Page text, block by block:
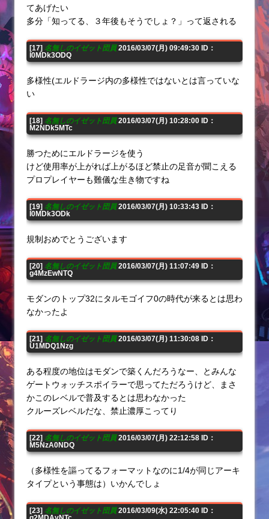
てあげたい
多分「知ってる、３年後もそうでしょ？」って返される
[17] 名無しのイゼット団員2016/03/07(月) 09:49:30 ID：
I0MDk3ODQ
多様性(エルドラージ内の多様性ではないとは言っていな
い
[18] 名無しのイゼット団員2016/03/07(月) 10:28:00 ID：
M2NDk5MTc
勝つためにエルドラージを使う
けど使用率が上がれば上がるほど禁止の足音が聞こえる
プロプレイヤーも難儀な生き物ですね
[19] 名無しのイゼット団員2016/03/07(月) 10:33:43 ID：
I0MDk3ODk
規制おめでとうございます
[20] 名無しのイゼット団員2016/03/07(月) 11:07:49 ID：
g4MzEwNTQ
モダンのトップ32にタルモゴイフ0の時代が来るとは思わ
なかったよ
[21] 名無しのイゼット団員2016/03/07(月) 11:30:08 ID：
U1MDQ1Nzg
ある程度の地位はモダンで築くんだろうなー、とみんな
ゲートウォッチスポイラーで思ってただろうけど、まさ
かこのレベルで普及するとは思わなかった
クルーズレベルだな、禁止濃厚こってり
[22] 名無しのイゼット団員2016/03/07(月) 22:12:58 ID：
M5NzA0NDQ
（多様性を謳ってるフォーマットなのに1/4が同じアーキ
タイプという事態は）いかんでしょ
[23] 名無しのイゼット団員2016/03/09(水) 22:05:40 ID：